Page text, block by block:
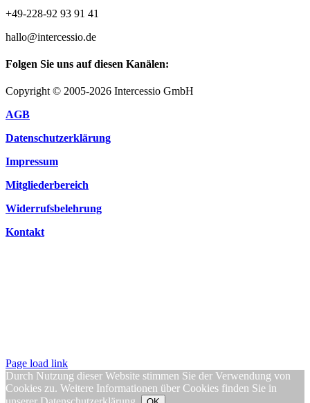
+49-228-92 93 91 41
hallo@intercessio.de
Folgen Sie uns auf diesen Kanälen:
Copyright © 2005-2026 Intercessio GmbH
AGB
Datenschutzerklärung
Impressum
Mitgliederbereich
Widerrufsbelehrung
Kontakt
Page load link
Durch Nutzung dieser Website stimmen Sie der Verwendung von
Cookies zu. Weitere Informationen über Cookies finden Sie in